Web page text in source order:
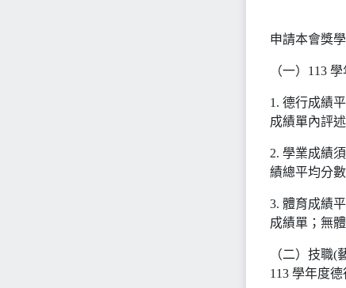
申請本會獎
（一）113
1. 德行成績
成績單內評
2. 學業成績
績總平均分
3. 體育成績
成績單；無
（二）技職(
113 學年度